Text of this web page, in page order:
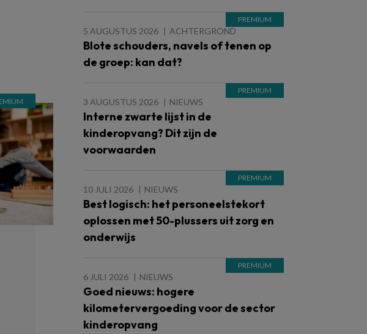
5 AUGUSTUS 2026 ACHTERGROND
Blote schouders, navels of tenen op
de groep: kan dat?
3 AUGUSTUS 2026 NIEUWS
Interne zwarte lijst in de
kinderopvang? Dit zijn de
voorwaarden
10 JULI 2026 NIEUWS
Best logisch: het personeelstekort
oplossen met 50-plussers uit zorg en
onderwijs
6 JULI 2026 NIEUWS
Goed nieuws: hogere
kilometervergoeding voor de sector
kinderopvang